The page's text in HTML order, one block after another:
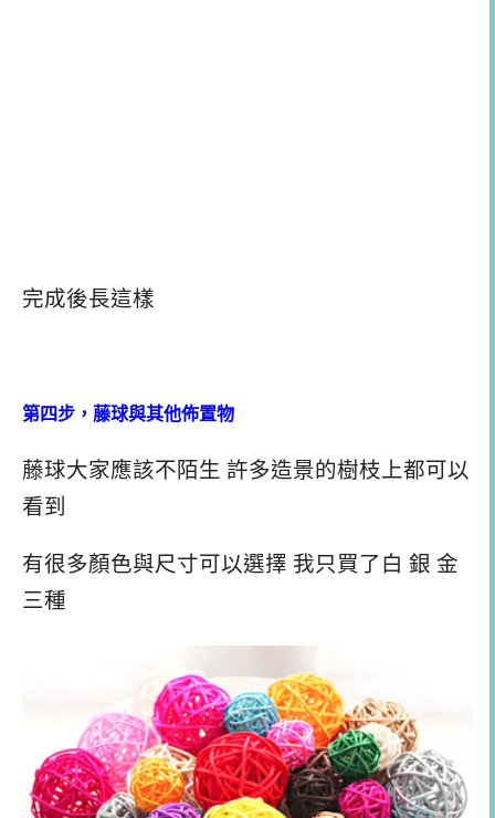
完成後長這樣
第四步，藤球與其他佈置物
藤球大家應該不陌生 許多造景的樹枝上都可以
看到
有很多顏色與尺寸可以選擇 我只買了白 銀 金
三種